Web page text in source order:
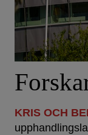
KRIS OCH